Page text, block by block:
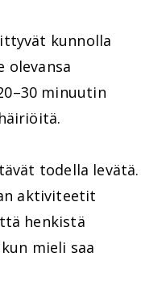
kunnolla
olevansa
minuutin
todella levätä.
aktiviteetit
henkistä
mieli saa